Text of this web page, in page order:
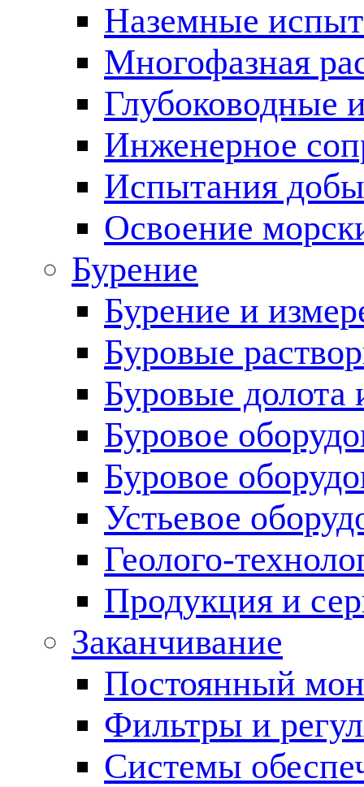
Наземные
Многофазная
Глубоководные
Инженерное
Испытания
Освоение
Бурение
Бурение и
Буровые
Буровые долота
Буровое
Буровое
Устьевое
Геолого-
Продукция и
Заканчивание
Постоянный
Фильтры и
Cистемы